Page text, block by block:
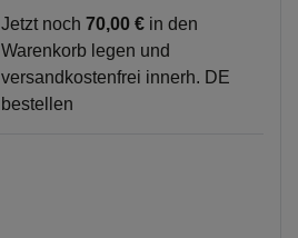
Jetzt noch 70,00 € in den
Warenkorb legen und
versandkostenfrei innerh. DE
bestellen